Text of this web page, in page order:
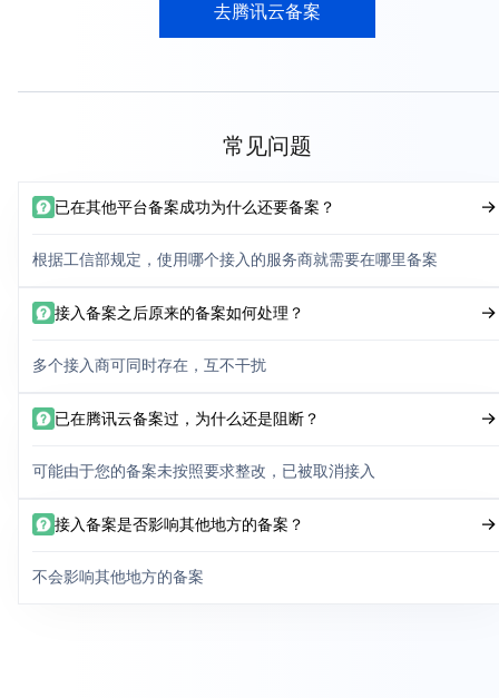
去腾讯云备案
常见问题
已在其他平台备案成功为什么还要备案？
根据工信部规定，使用哪个接入的服务商就需要在哪里备案
接入备案之后原来的备案如何处理？
多个接入商可同时存在，互不干扰
已在腾讯云备案过，为什么还是阻断？
可能由于您的备案未按照要求整改，已被取消接入
接入备案是否影响其他地方的备案？
不会影响其他地方的备案